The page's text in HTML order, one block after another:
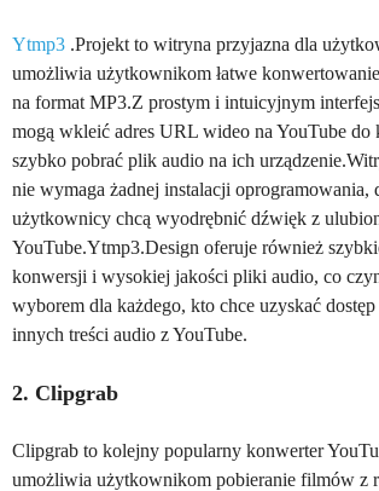
Ytmp3 .Projekt to witryna przyjazna dla
umożliwia użytkownikom łatwe
na format MP3.Z prostym i intuicyjnym
mogą wkleić adres URL wideo na YouTube do
szybko pobrać plik audio na ich
nie wymaga żadnej instalacji oprogramowania,
użytkownicy chcą wyodrębnić dźwięk z
YouTube.Ytmp3.Design oferuje również
konwersji i wysokiej jakości pliki audio, co
wyborem dla każdego, kto chce uzyskać
innych treści audio z YouTube.
2. Clipgrab
Clipgrab to kolejny popularny konwerter
umożliwia użytkownikom pobieranie filmów z